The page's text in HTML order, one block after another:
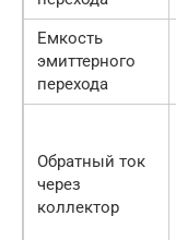
Емкость
эмиттерного
перехода
Обратный ток
через
коллектор